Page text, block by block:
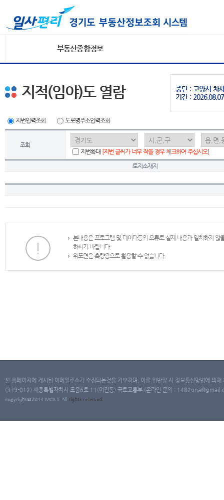
부동산종합정보
중단 : 고양시 차
기간 :
지적(임야)도 열람
지번입력조회 도로명주소입력조회
조회
지번확대 [지번 글씨가 너무 작을 경우 체크하여 주십시오]
토지소재지
본내용은 프로그램 및 데이타등의 오류로 실제 내용과 일치하지
하시기 바랍니다.
위도면은 측량용으로 활용할 수 없습니다.
본 홈페이지에 게시된 이메일주소가 수집되는것을 거부하며, 이를 위반할 시 정보통신망법에 의
(339-012) 세종특별자치시 도움6로 11(어진동) 국토교통부 (온라인 문의 :
copyright@2014 MOLIT All rights reserved.